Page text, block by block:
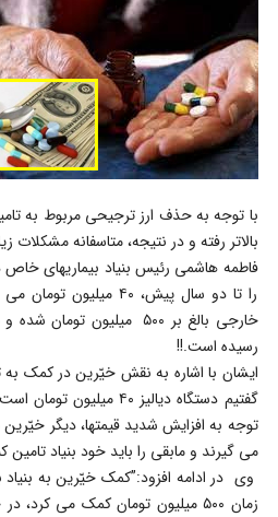
با توجه به حذف ارز ترجیحی مربوط به
بالاتر رفته و در نتیجه، متاسفانه
فاطمه هاشمی رئیس بنیاد بیماریهای خاص
را تا دو سال پیش، ۴۰
رسیده است.!!
ایشان با اشاره به نقش خیّرین در کمک
توجه به افزایش شدید قیمتها، دیگر
می گیرند و مابقی را باید خود بنیاد تامین
وی در ادامه افزود:”کمک خیّرین به
زمان ۵۰۰ میلیون تومان کمک می